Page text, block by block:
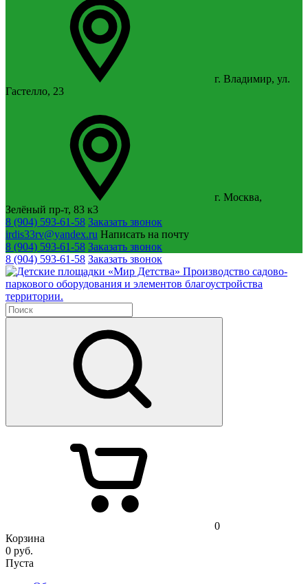
г. Владимир, ул.
Гастелло, 23
г. Москва,
Зелёный пр-т, 83 к3
8 (904) 593-61-58 Заказать звонок
irdis33rv@yandex.ru Написать на почту
8 (904) 593-61-58 Заказать звонок
8 (904) 593-61-58 Заказать звонок
Производство садово-
паркового оборудования и элементов благоустройства
территории.
0
Корзина
0 руб.
Пуста